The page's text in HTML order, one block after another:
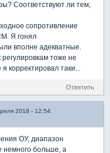
Соответствуют ли тем,
сопротивление
Я гонял
были вполне адекватные.
тоже не
корректировал таки...
Ответить
2018 - 12:54
ОУ, диапазон
немного больше, а